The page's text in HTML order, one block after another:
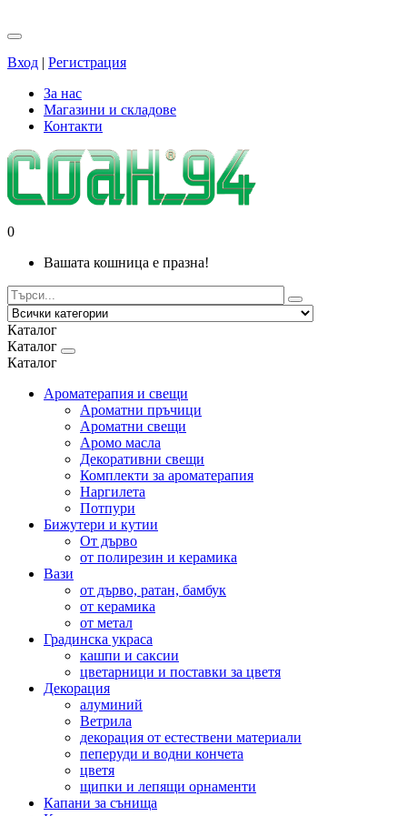
Вход | Регистрация
За нас
Магазини и складове
Контакти
0
Вашата кошница е празна!
Каталог
Каталог
Каталог
Ароматерапия и свещи
Ароматни пръчици
Ароматни свещи
Аромо масла
Декоративни свещи
Комплекти за ароматерапия
Наргилета
Потпури
Бижутери и кутии
От дърво
от полирезин и керамика
Вази
от дърво, ратан, бамбук
от керамика
от метал
Градинска украса
кашпи и саксии
цветарници и поставки за цветя
Декорация
алуминий
Ветрила
декорация от естествени материали
пеперуди и водни кончета
цветя
щипки и лепящи орнаменти
Капани за сънища